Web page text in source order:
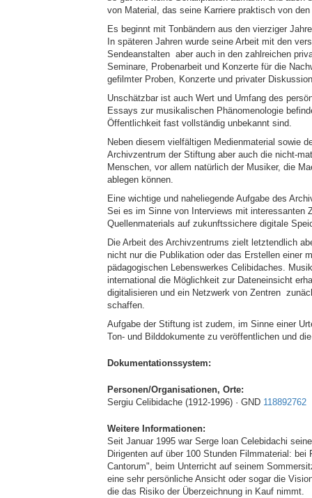
von Material, das seine Karriere praktisch von
Es beginnt mit Tonbändern aus den vierziger
In späteren Jahren wurde seine Arbeit mit den
Sendeanstalten ­ aber auch in den zahlreichen
Seminare, Probenarbeit und Konzerte für die
gefilmter Proben, Konzerte und privater
Unschätzbar ist auch Wert und Umfang des
Essays zur musikalischen Phänomenologie
Öffentlichkeit fast vollständig unbekannt sind.
Neben diesem vielfältigen Medienmaterial sowie
Archivzentrum der Stiftung aber auch die nicht-
Menschen, vor allem natürlich der Musiker, die
ablegen können.
Eine wichtige und naheliegende Aufgabe des
Sei es im Sinne von Interviews mit interessanten
Quellenmaterials auf zukunftssichere digitale
Die Arbeit des Archivzentrums zielt letztendlich
nicht nur die Publikation oder das Erstellen einer
pädagogischen Lebenswerkes Celibidaches.
international die Möglichkeit zur Dateneinsicht
digitalisieren und ein Netzwerk von Zentren
schaffen.
Aufgabe der Stiftung ist zudem, im Sinne einer
Ton- und Bilddokumente zu veröffentlichen und
Dokumentationssystem:
Personen/Organisationen, Orte:
Sergiu Celibidache (1912-1996) · GND 118892762
Weitere Informationen:
Seit Januar 1995 war Serge loan Celebidachi
Dirigenten auf über 100 Stunden Filmmaterial:
Cantorum", beim Unterricht auf seinem
eine sehr persönliche Ansicht oder sogar die
die das Risiko der Überzeichnung in Kauf nimmt.